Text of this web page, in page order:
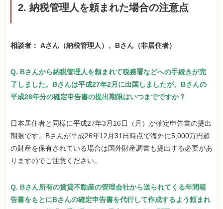
2. 納税管理人を頼まれた場合の注意点
相談者： Aさん（納税管理人）、Bさん（非居住者）
Q. Bさんから納税管理人を頼まれて税務署などへの手続きが完
了しました。Bさんは平成27年2月に出国しましたが、Bさんの
平成26年分の確定申告書の提出期限はいつまでですか？
日本居住者と同様に平成27年3月16日（月）が確定申告書の提出
期限です。Bさんが平成26年12月31日時点で海外に5,000万円超
の財産を保有されている場合は国外財産調書も提出する必要があ
りますのでご注意ください。
Q. Bさん所有の賃貸不動産の管理会社から送られてくる年間報
告書をもとにBさんの確定申告書を代行して作成するよう頼まれ